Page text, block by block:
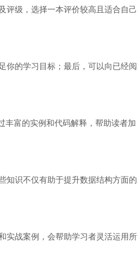
评级，选择一本评价较高且适合自己
你的学习目标；最后，可以向已经阅
丰富的实例和代码解释，帮助读者加
知识不仅有助于提升数据结构方面的
实战案例，会帮助学习者灵活运用所